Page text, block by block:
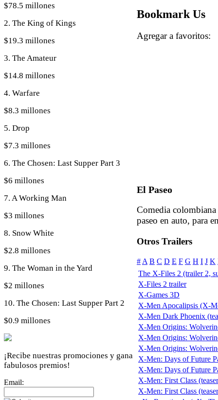
$78.5 millones
2. The King of Kings
$19.3 millones
3. The Amateur
$14.8 millones
4. Warfare
$8.3 millones
5. Drop
$7.3 millones
6. The Chosen: Last Supper Part 3
$6 millones
7. A Working Man
$3 millones
8. Snow White
$2.8 millones
9. The Woman in the Yard
$2 millones
10. The Chosen: Last Supper Part 2
$0.9 millones
¡Recibe nuestras promociones y gana
fabulosos premios!
Email:
Bookmark Us
Agregar a
El Paseo
Comedia
paseo en auto, para
Otros Trailers
# A B C D E F G H I J K
The X-Files 2 (trailer 2,
X-Files 2 trailer
X-Games 3D
X-Men Apocalipsis (X-
X-Men Dark Phoenix
X-Men Origins:
X-Men Origins:
X-Men Origins:
X-Men: Days of Future
X-Men: Days of Future
X-Men: First Class
X-Men: First Class